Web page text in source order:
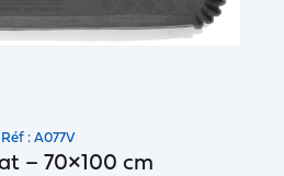
Réf : A077V
– 70×100 cm